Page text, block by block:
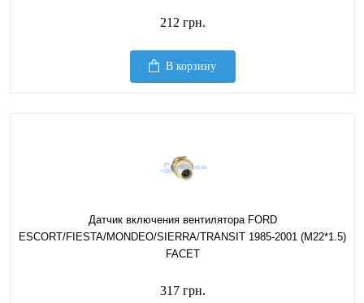
212 грн.
В корзину
Датчик включения вентилятора FORD
ESCORT/FIESTA/MONDEO/SIERRA/TRANSIT 1985-2001 (M22*1.5)
FACET
317 грн.